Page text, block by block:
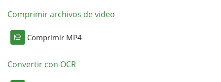
Comprimir archivos de video
Comprimir MP4
Convertir con OCR